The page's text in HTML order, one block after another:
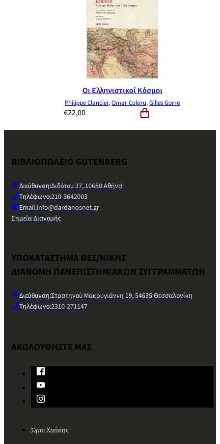
Οι Ελληνιστικοί Κόσμοι
Philippe Clancier,Omar Coloru,Gilles Gorre
€22,00
ΒΙΒΛΙΟΠΩΛΕΙΟ GUTENBERG
Διεύθυνση:Διδότου 37, 10680 Αθήνα
Τηλέφωνο:210-3642003
Email:info@dardanosnet.gr
Σημεία Διανομής
ΥΠΟΚΑΤΑΣΤΗΜΑ ΘΕΣ/ΝΙΚΗΣ
ΔΙΑΝΟΜΗ ΠΑΝΕΠΙΣΤΗΜΙΑΚΩΝ ΣΥΓΓΡΑΜΜΑΤΩΝ
Διεύθυνση:Στρατηγού Μακρυγιάννη 19, 54635 Θεσσαλονίκη
Τηλέφωνο:2310-271147
ΑΚΟΛΟΥΘΗΣΤΕ ΜΑΣ
Όροι Χρήσης